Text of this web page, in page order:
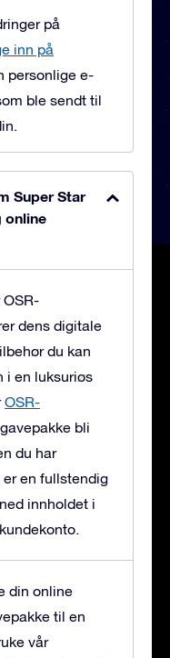
på
inn på
personlige e-
ble sendt til
Super Star
online
dens digitale
du kan
i en luksuriøs
OSR-
bli
du har
er en fullstendig
innholdet i
din online
til en
vår